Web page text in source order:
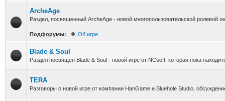
ArcheAge
Раздел, посвященный ArcheAge - новой многопользовательской ролевой
Подфорумы: Об игре
Blade & Soul
Раздел посвящен Blade & Soul - новой игре от NCsoft, которая пока
TERA
Разговоры о новой игре от компании HanGame и Bluehole Studio,